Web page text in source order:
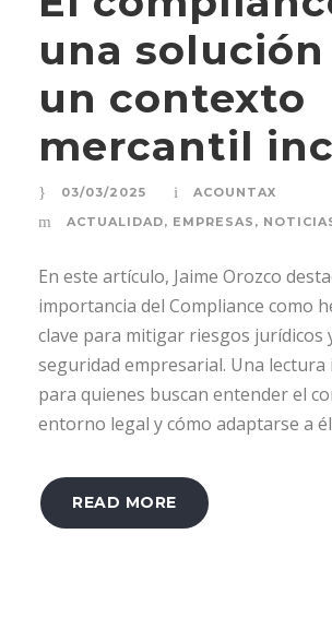
una
un contexto
mercantil
03/03/2025
ACOUNTAX
ACTUALIDAD, EMPRESAS ,
En este artículo, Jaime Orozco
importancia del Compliance como
clave para mitigar riesgos jurídicos
seguridad empresarial. Una lectura
para quienes buscan entender el
entorno legal y cómo adaptarse a
READ MORE